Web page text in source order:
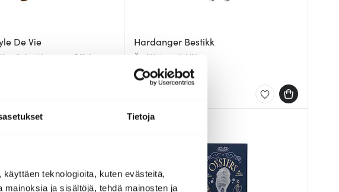
Tietoja
teknologioita, kuten evästeitä,
ja sisältöjä, tehdä mainosten ja
De Vie
2 osaa Oliivi
Hardanger Bestikk
Äyriäisten särkijät
39.00 €